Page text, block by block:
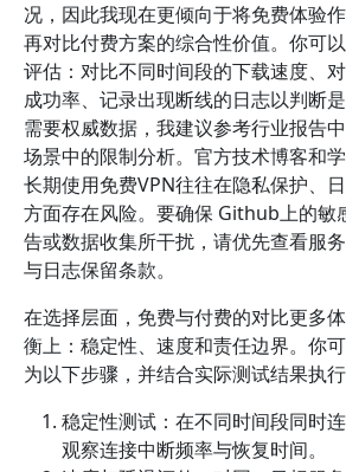
况，因此我现在更倾向于将免费体验
再对比付费方案的综合性价值。你可
评估：对比不同时间段的下载速度、
成功率、记录出现断线的日志以判断
需要权威数据，我建议参考行业报告
场景中的限制分析。官方技术博客和
长期使用免费VPN往往在隐私保护、
方面存在风险。要确保 Github上的敏
告或数据收集所干扰，请优先查看服
与日志保留条款。
在选择层面，免费与付费的对比更多
衡上：稳定性、速度和责任边界。你
为以下步骤，并结合实际测试结果执行
稳定性测试：在不同时间段同时
观察连接中断频率与恢复时间。